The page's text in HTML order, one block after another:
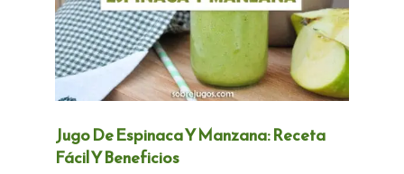
Jugo De Espinaca Y Manzana: Receta
Fácil Y Beneficios